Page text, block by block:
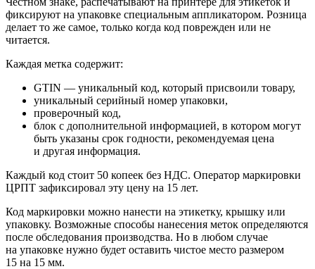
фиксируют на упаковке специальным аппликатором. Розница
делает то же самое, только когда код поврежден или не
читается.
Каждая метка содержит:
GTIN — уникальный код, который присвоили товару,
уникальный серийный номер упаковки,
проверочный код,
блок с дополнительной информацией, в котором могут
быть указаны срок годности, рекомендуемая цена
и другая информация.
Каждый код стоит 50 копеек без НДС. Оператор маркировки
ЦРПТ зафиксировал эту цену на 15 лет.
Код маркировки можно нанести на этикетку, крышку или
упаковку. Возможные способы нанесения меток определяются
после обследования производства. Но в любом случае
на упаковке нужно будет оставить чистое место размером
15 на 15 мм.